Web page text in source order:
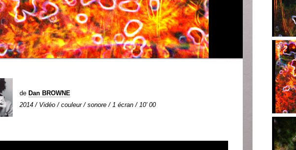
de Dan BROWNE
2014 / Vidéo / couleur / sonore / 1 écran / 10' 00